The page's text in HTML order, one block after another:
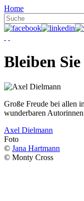
Home
Bleiben
Große Freude bei allen
wunderbaren
Axel Dielmann
Foto
© Jana Hartmann
© Monty Cross